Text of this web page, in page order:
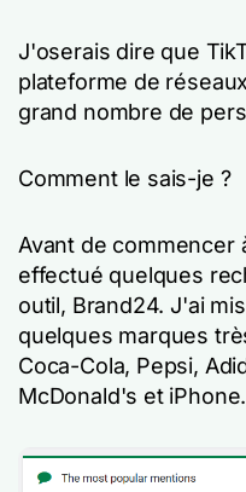
J'oserais dire que
plateforme de
grand nombre de
Comment le sais-je ?
Avant de commencer
effectué quelques
outil, Brand24. J'ai
quelques marques
Coca-Cola, Pepsi,
McDonald's et iPhone.